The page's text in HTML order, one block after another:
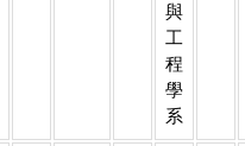
與
工
程
學
系